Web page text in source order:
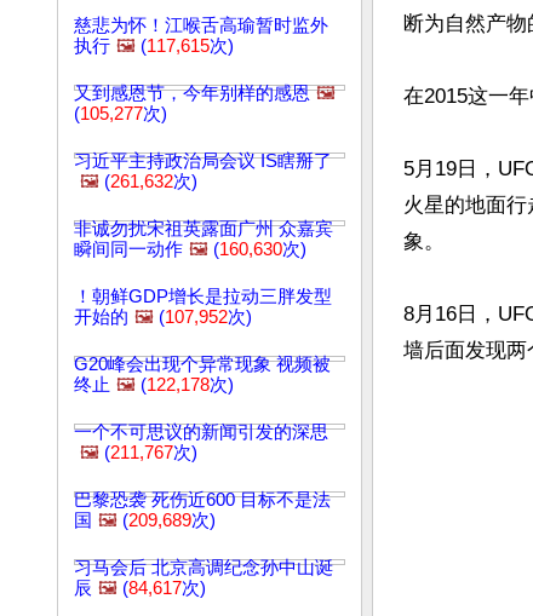
慈悲为怀！江喉舌高瑜暂时监外
执行 🖼️ (117,615次)
又到感恩节，今年别样的感恩 🖼️
(105,277次)
习近平主持政治局会议 IS瞎掰了
🖼️ (261,632次)
非诚勿扰宋祖英露面广州 众嘉宾
瞬间同一动作 🖼️ (160,630次)
！朝鲜GDP增长是拉动三胖发型
开始的 🖼️ (107,952次)
G20峰会出现个异常现象 视频被
终止 🖼️ (122,178次)
一个不可思议的新闻引发的深思
🖼️ (211,767次)
巴黎恐袭 死伤近600 目标不是法
国 🖼️ (209,689次)
习马会后 北京高调纪念孙中山诞
辰 🖼️ (84,617次)
断为自然产
在2015这一
5月19日，
火星的地面行
象。
8月16日，